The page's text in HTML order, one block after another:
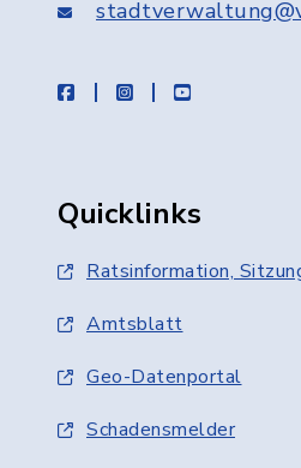
facebookinstagramyoutube
Quicklinks
Ratsinformation,
Amtsblatt
Geo-Datenportal
Schadensmelder